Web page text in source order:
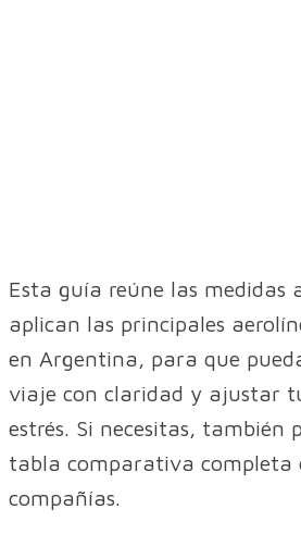
Esta guía reúne las medidas
aplican las principales
en Argentina, para que
viaje con claridad y ajustar
estrés. Si necesitas, también
tabla comparativa completa
compañías.